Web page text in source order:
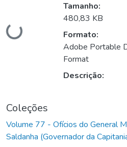
Carregando...
Tamanho:
480,83 KB
Formato:
Adobe Portable
Format
Descrição:
Coleções
Volume 77 - Ofícios do General
Saldanha (Governador da